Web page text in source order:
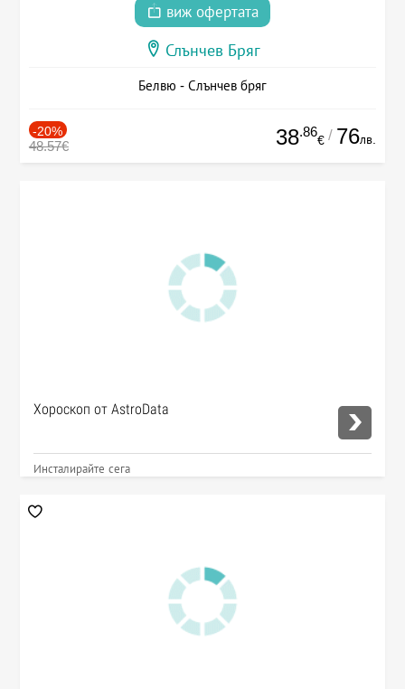
виж офертата
Слънчев Бряг
Белвю - Слънчев бряг
-20%
48.57€ 38.86
€ / 76лв.
Хороскоп от AstroData
Инсталирайте сега